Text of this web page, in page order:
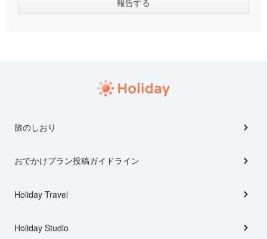
旅のしおり
おでかけプラン投稿ガイドライン
Holiday Travel
Holiday Studio